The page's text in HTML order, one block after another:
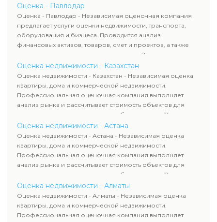
определяют рыночную стоимость имущества и
рассчитывают ущерб. Все отчеты соответствуют
требованиям законодательства и используются для
сделок, кредитования и судебных процессов.
Оценка - Павлодар
Оценка - Павлодар - Независимая оценочная компания
предлагает услуги оценки недвижимости, транспорта,
оборудования и бизнеса. Проводится анализ
финансовых активов, товаров, смет и проектов, а также
оценка животных и недропользования. Эксперты
определяют рыночную стоимость имущества и
рассчитывают ущерб. Все отчеты соответствуют
требованиям законодательства и используются для
сделок, кредитования и судебных процессов.
Оценка недвижимости - Казахстан
Оценка недвижимости - Казахстан - Независимая оценка
квартиры, дома и коммерческой недвижимости.
Профессиональная оценочная компания выполняет
анализ рынка и рассчитывает стоимость объектов для
продажи, ипотеки, аренды и судебных споров. Оценка
недвижимости включает современные методы и
гарантирует объективные результаты. Отчеты
используются для банков, судов и страховых компаний по
всему Казахстану.
Оценка недвижимости - Астана
Оценка недвижимости - Астана - Независимая оценка
квартиры, дома и коммерческой недвижимости.
Профессиональная оценочная компания выполняет
анализ рынка и рассчитывает стоимость объектов для
продажи, ипотеки, аренды и судебных споров. Оценка
недвижимости включает современные методы и
гарантирует объективные результаты. Отчеты
используются для банков, судов и страховых компаний по
всему Казахстану.
Оценка недвижимости - Алматы
Оценка недвижимости - Алматы - Независимая оценка
квартиры, дома и коммерческой недвижимости.
Профессиональная оценочная компания выполняет